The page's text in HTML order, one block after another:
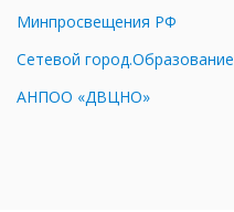
Минпросвещения РФ
Сетевой город.Образование
АНПОО «ДВЦНО»